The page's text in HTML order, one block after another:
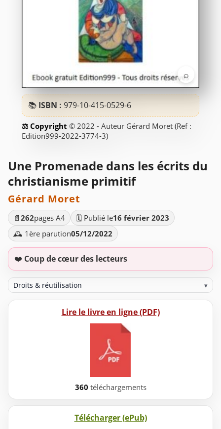
⌕
📚 ISBN : 979-10-415-0529-6
© 2022 - Auteur Gérard Moret (Ref :
Edition999-2022-3774-3)
Une Promenade dans les écrits du
christianisme primitif
Gérard Moret
📄 262pages A4 🗓️ Publié le16 février 2023
🕰️ 1ère parution05/12/2022
❤️ Coup de cœur des lecteurs
Droits & réutilisation ▾
Lire le livre en ligne (PDF)
360 téléchargements
Télécharger (ePub)